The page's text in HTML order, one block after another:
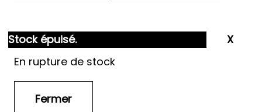
Stock épuisé.
En rupture de stock